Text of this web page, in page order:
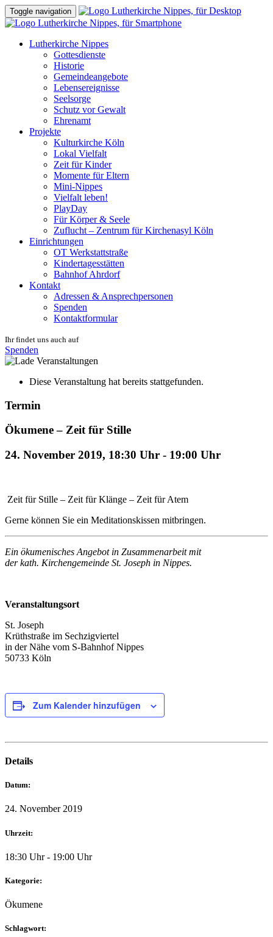
Toggle navigation
Lutherkirche Nippes
Gottesdienste
Historie
Gemeindeangebote
Lebensereignisse
Seelsorge
Schutz vor Gewalt
Ehrenamt
Projekte
Kulturkirche Köln
Lokal Vielfalt
Zeit für Kinder
Momente für Eltern
Mini-Nippes
Vielfalt leben!
PlayDay
Für Körper & Seele
Zuflucht – Zentrum für Kirchenasyl Köln
Einrichtungen
OT Werkstattstraße
Kindertagesstätten
Bahnhof Ahrdorf
Kontakt
Adressen & Ansprechpersonen
Spenden
Kontaktformular
Ihr findet uns auch auf
Spenden
Diese Veranstaltung hat bereits stattgefunden.
Termin
Ökumene – Zeit für Stille
24. November 2019, 18:30 Uhr - 19:00 Uhr
Zeit für Stille – Zeit für Klänge – Zeit für Atem
Gerne können Sie ein Meditationskissen mitbringen.
Ein ökumenisches Angebot in Zusammenarbeit mit
der kath. Kirchengemeinde St. Joseph in Nippes.
Veranstaltungsort
St. Joseph
Krüthstraße im Sechzigviertel
in der Nähe vom S-Bahnhof Nippes
50733 Köln
Zum Kalender hinzufügen
Details
Datum:
24. November 2019
Uhrzeit:
18:30 Uhr - 19:00 Uhr
Kategorie:
Ökumene
Schlagwort: